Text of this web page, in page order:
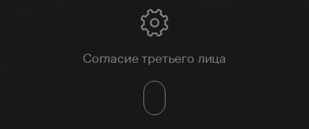
Согласие третьего лица